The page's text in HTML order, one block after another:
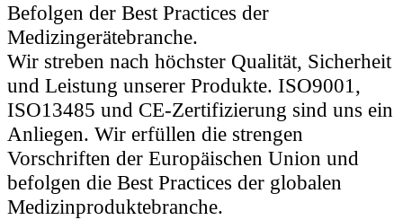
Befolgen der Best Practices der
Medizingerätebranche.
Wir streben nach höchster Qualität, Sicherheit
und Leistung unserer Produkte. ISO9001,
ISO13485 und CE-Zertifizierung sind uns ein
Anliegen. Wir erfüllen die strengen
Vorschriften der Europäischen Union und
befolgen die Best Practices der globalen
Medizinproduktebranche.